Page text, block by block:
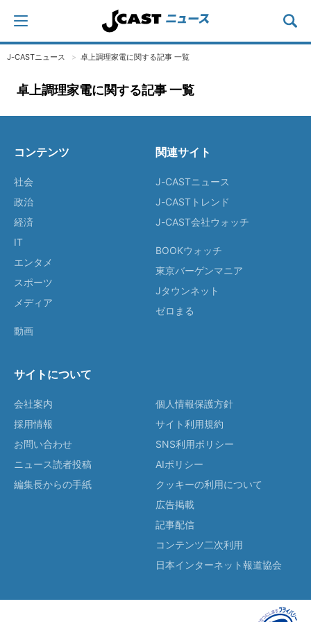
J-CASTニュース 卓上調理家電に関する記事 一覧
卓上調理家電に関する記事 一覧
コンテンツ
社会
政治
経済
IT
エンタメ
スポーツ
メディア
動画
関連サイト
J-CASTニュース
J-CASTトレンド
J-CAST会社ウォッチ
BOOKウォッチ
東京バーゲンマニア
Jタウンネット
ゼロまる
サイトについて
会社案内
採用情報
お問い合わせ
ニュース読者投稿
編集長からの手紙
個人情報保護方針
サイト利用規約
SNS利用ポリシー
AIポリシー
クッキーの利用について
広告掲載
記事配信
コンテンツ二次利用
日本インターネット報道協会